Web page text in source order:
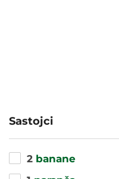
Sastojci
2 banane